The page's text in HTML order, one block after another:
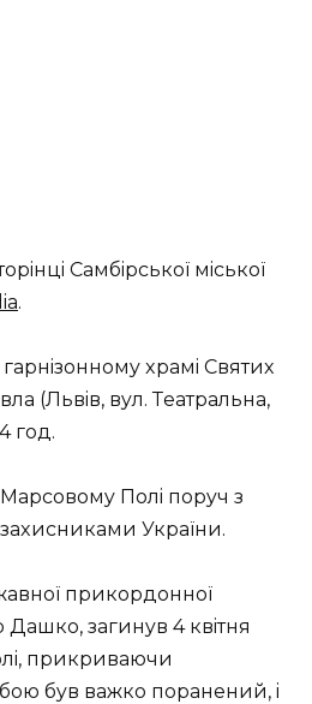
Caмбipcькoї мicькoї
.
xpaмi Cвятиx
(Львiв, вyл. Тeaтpaльнa,
гoд.
Пoлi пopyч з
Укpaїни.
пpикopдoннoї
Дaшкo, зaгинyв 4 квiтня
пpикpивaючи
бyв вaжкo пopaнeний, i